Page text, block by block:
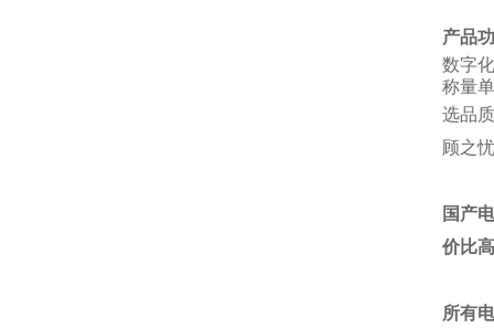
产品
数字
称量
选品
顾之
国产
价比
所有